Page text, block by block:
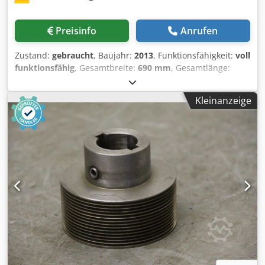
Elektronikbranche haben wir bereits erfolgreich Projekte
realisiert. Gemeinsam werden wir Wege erarbeiten, um
nachhaltig zu optimieren. Selbst vollautomatische
Sortiertechnik oder ergänzende Komponenten wie
Kommissionierregale oder Behälter können wir Ihnen
anbieten. Eigenschaften: Zustand: voll funktionsfähig, mit
Gebrauchsspuren Ideal zum schnellen Materialtransport
Fachmännisch demontiert und verpackt Abholadresse:
Industriestraße 5 (47918 Tönisvorst)
Preisinfo Anrufen
Zustand: gebraucht, Baujahr: 2013, Funktionsfähigkeit: voll
funktionsfähig, Gesamtbreite: 690 mm, Gesamtlänge:
0,37 kW (0,50 PS)
Fördertechnik/ Rollen Hersteller: AMI Fördertechnik
Baujahr: 2013 Zustand: Gebraucht Antriebsart:
Flachriemen Gesamtlänge: ca. 3800 mm Gesamtbreite inkl.
Motor: ca. 850 mm Gesamtbreite ohne Motor: ca. 690 mm
Förderbreite: ca. 600 mm Rollen/ Achsenabstand: ca. 65
mm Rollendurchmesser: ca. 50 mm Cedpfoyhdmpex Am
Teha Rahmen aus Stahl Rahmenhöhe: ca. 120 mm
Rahmenbreite: ca. 40 mm Inklusive 2 SEW-Motoren (0.37
KW) Lagerbestand: 2 Stück Preis pro Meter Interne
Artikelnummer: 2026020501 Durch die hervorragende
Verarbeitung der Fördertechnik gleitet Ihr Material, selbst
unter hoher Belastung, sanft zum Bestimmungsort.
Maßgeschneiderte Lösungen für Ihre Intralogistik Für
Rollenbahnen, Gurtbahnen, Schrägförderer oder
Kleinanzeige